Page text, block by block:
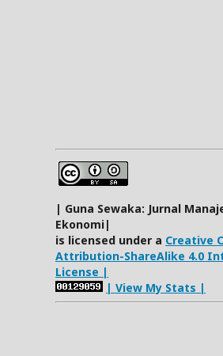
| Guna Sewaka: Jurnal
Ekonomi|
is licensed under a Creative
Attribution-ShareAlike 4.0
License |
| View My Stats |